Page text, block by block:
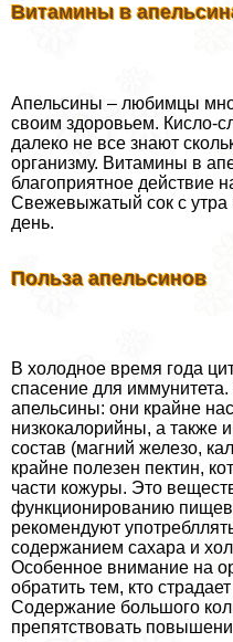
Витамины в
Апельсины – любимцы
своим здоровьем. Кисло-
далеко не все знают
организму. Витамины в
благоприятное действие
Свежевыжатый сок с утра
день.
Польза апельсинов
В холодное время года
спасение для
апельсины: они крайне
низкокалорийны, а также
состав (магний железо,
крайне полезен пектин,
части кожуры. Это
функционированию
рекомендуют
содержанием сахара и
Особенное внимание на
обратить тем, кто
Содержание большого
препятствовать